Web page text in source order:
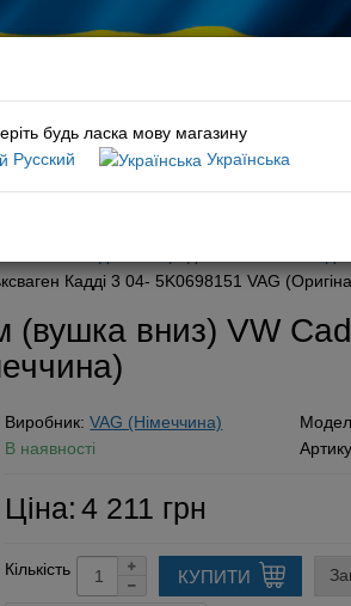
Передні гальмівні
Кадді 3 04- 5K0698151 VAG
будь ласка мову магазину
Русский
Українська
(вушка вниз) VW
Виробник:VAG (Німеччина)
В наявності
Ціна: 4 211 грн
Кількість КУПИТИ